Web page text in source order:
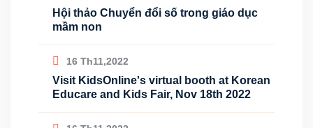
Hội thảo Chuyển đổi số trong giáo dục
mầm non
16 Th11,2022
Visit KidsOnline's virtual booth at Korean
Educare and Kids Fair, Nov 18th 2022